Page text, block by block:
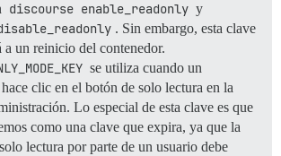
discourse enable_readonly y
. Sin embargo, esta clave
un reinicio del contenedor.
se utiliza cuando un
clic en el botón de solo lectura en la
Lo especial de esta clave es que
como una clave que expira, ya que la
lectura por parte de un usuario debe